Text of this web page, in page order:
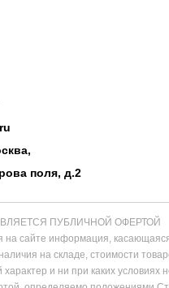
поля, д.2
ПУБЛИЧНОЙ ОФЕРТОЙ
на сайте информация,
на складе, стоимости
и ни при каких условиях